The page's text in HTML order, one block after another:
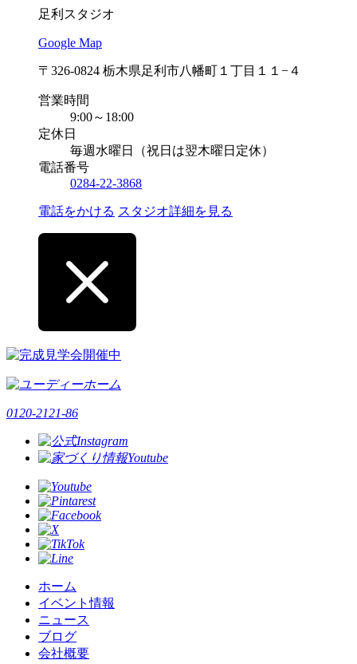
足利スタジオ
Google Map
〒326-0824 栃木県足利市八幡町１丁目１１−４
営業時間
9:00～18:00
定休日
毎週水曜日（祝日は翌木曜日定休）
電話番号
0284-22-3868
電話をかける スタジオ詳細を見る
0120-2121-86
ホーム
イベント情報
ニュース
ブログ
会社概要